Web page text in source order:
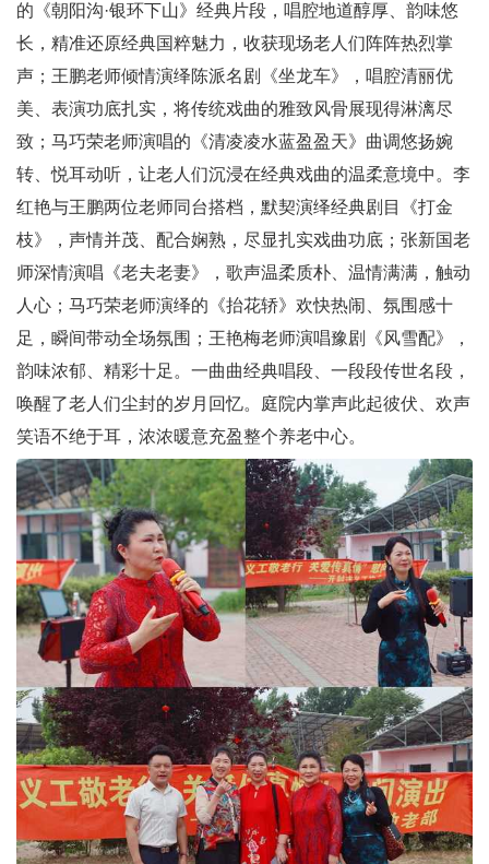
的《朝阳沟·银环下山》经典片段，唱腔地道醇厚、韵味悠
长，精准还原经典国粹魅力，收获现场老人们阵阵热烈掌
声；王鹏老师倾情演绎陈派名剧《坐龙车》，唱腔清丽优
美、表演功底扎实，将传统戏曲的雅致风骨展现得淋漓尽
致；马巧荣老师演唱的《清凌凌水蓝盈盈天》曲调悠扬婉
转、悦耳动听，让老人们沉浸在经典戏曲的温柔意境中。李
红艳与王鹏两位老师同台搭档，默契演绎经典剧目《打金
枝》，声情并茂、配合娴熟，尽显扎实戏曲功底；张新国老
师深情演唱《老夫老妻》，歌声温柔质朴、温情满满，触动
人心；马巧荣老师演绎的《抬花轿》欢快热闹、氛围感十
足，瞬间带动全场氛围；王艳梅老师演唱豫剧《风雪配》，
韵味浓郁、精彩十足。一曲曲经典唱段、一段段传世名段，
唤醒了老人们尘封的岁月回忆。庭院内掌声此起彼伏、欢声
笑语不绝于耳，浓浓暖意充盈整个养老中心。